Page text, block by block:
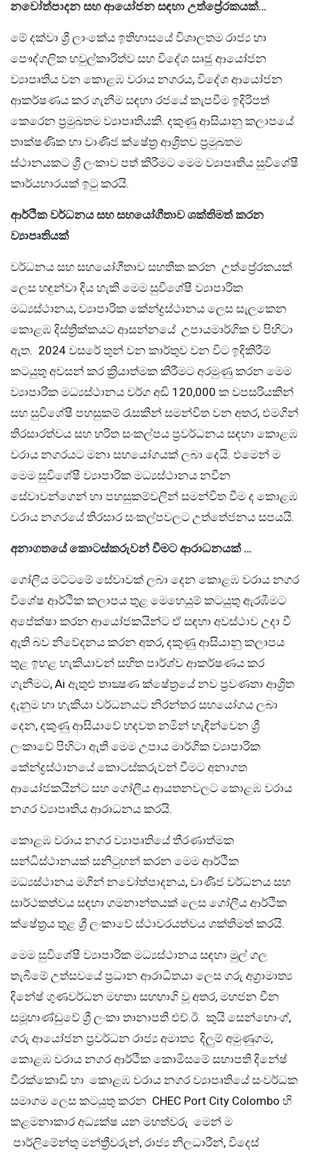
නවෝත්පාදන සහ ආයෝජන සඳහා උත්ප්‍රේරකයක්…
මේ දක්වා ශ්‍රී ලාංකේය ඉතිහාසයේ විශාලතම රාජ්‍ය හා
පෞද්ගලික හවුල්කාරිත්ව සහ විදේශ සෘජු ආයෝජන
ව්‍යාපෘතිය වන කොළඹ වරාය නගරය, විදේශ ආයෝජන
ආකර්ෂණය කර ගැනීම සඳහා රජයේ කැපවීම ඉදිරිපත්
කෙරෙන ප්‍රමුඛතම ව්‍යාපෘතියකි. දකුණු ආසියානු කලාපයේ
තාක්ෂණික හා වාණිජ ක්ෂේත්‍ර ආශ්‍රිතව ප්‍රමුඛතම
ස්ථානයකට ශ්‍රී ලංකාව පත් කිරීමට මෙම ව්‍යාපෘතිය සුවිශේෂී
කාර්යභාරයක් ඉටු කරයි.
ආර්ථික වර්ධනය සහ සහයෝගීතාව ශක්තිමත් කරන
ව්‍යාපෘතියක්
වර්ධනය සහ සහයෝගීතාව සහතික කරන උත්ප්‍රේරකයක්
ලෙස හඳුන්වා දිය හැකි මෙම සුවිශේෂී ව්‍යාපාරික
මධ්‍යස්ථානය, ව්‍යාපාරික කේන්ද්‍රස්ථානය ලෙස සැලකෙන
කොළඹ දිස්ත්‍රික්කයට ආසන්නයේ උපායමාර්ගික ව පිහිටා
ඇත. 2024 වසරේ තුන් වන කාර්තුව වන විට ඉදිකිරීම්
කටයුතු අවසන් කර ක්‍රියාත්මක කිරීමට අරමුණු කරන මෙම
ව්‍යාපාරික මධ්‍යස්ථානය වර්ග අඩි 120,000 ක වපසරියකින්
සහ සුවිශේෂී පහසුකම් රැසකින් සමන්විත වන අතර, එමගින්
තිරසාරත්වය සහ හරිත සංකල්පය ප්‍රවර්ධනය සඳහා කොළඹ
වරාය නගරයට මනා සහයෝගයක් ලබා දෙයි. එමෙන් ම
මෙම සුවිශේෂී ව්‍යාපාරික මධ්‍යස්ථානය නවීන
සේවාවන්ගෙන් හා පහසුකම්වලින් සමන්විත වීම ද කොළඹ
වරාය නගරයේ තිරසාර සංකල්පවලට උත්තේජනය සපයයි.
අනාගතයේ කොටස්කරුවන් වීමට ආරාධනයක් …
ගෝලීය මට්ටමේ සේවාවක් ලබා දෙන කොළඹ වරාය නගර
විශේෂ ආර්ථික කලාපය තුළ මෙහෙයුම් කටයුතු ඇරඹීමට
අපේක්ෂා කරන ආයෝජකයින්ට ඒ සඳහා අවස්ථාව උදා වී
ඇති බව නිවේදනය කරන අතර, දකුණු ආසියානු කලාපය
තුළ ඉහළ හැකියාවන් සහිත පාර්ශ්ව ආකර්ෂණය කර
ගැනීමට, Ai ඇතුළු තාක්‍ෂණ ක්ෂේත්‍රයේ නව ප්‍රවණතා ආශ්‍රිත
දැනුම හා හැකියා වර්ධනයට නිරන්තර සහයෝගය ලබා
දෙන, දකුණු ආසියාවේ හදවත නමින් හැඳින්වෙන ශ්‍රී
ලංකාවේ පිහිටා ඇති මෙම උපාය මාර්ගික ව්‍යාපාරික
කේන්ද්‍රස්ථානයේ කොටස්කරුවන් වීමට අනාගත
ආයෝජකයින්ට සහ ගෝලීය ආයතනවලට කොළඹ වරාය
නගර ව්‍යාපෘතිය ආරාධනය කරයි.
කොළඹ වරාය නගර ව්‍යාපෘතියේ තීරණාත්මක
සන්ධිස්ථානයක් සනිටුහන් කරන මෙම ආර්ථික
මධ්‍යස්ථානය මගින් නවෝත්පාදනය, වාණිජ වර්ධනය සහ
සාර්ථකත්වය සඳහා ගමනාන්තයක් ලෙස ගෝලීය ආර්ථික
ක්ෂේත්‍රය තුළ ශ්‍රී ලංකාවේ ස්ථාවරයත්වය ශක්තිමත් කරයි.
මෙම සුවිශේෂී ව්‍යාපාරික මධ්‍යස්ථානය සඳහා මුල් ගල
තැබීමේ උත්සවයේ ප්‍රධාන ආරාධිතයා ලෙස ගරු අග්‍රාමාත්‍ය
දිනේෂ් ගුණවර්ධන මහතා සහභාගි වූ අතර, මහජන චීන
සමූහාණ්ඩුවේ ශ්‍රී ලංකා තානාපති එච්.ඊ. කුයි සෙන්හොංග්,
ගරු ආයෝජන ප්‍රවර්ධන රාජ්‍ය අමාත්‍ය දිලුම් අමුණුගම,
කොළඹ වරාය නගර ආර්ථික කොමිසමේ සභාපති දිනේෂ්
වීරක්කොඩි හා කොළඹ වරාය නගර ව්‍යාපෘතියේ සංවර්ධක
සමාගම ලෙස කටයුතු කරන CHEC Port City Colombo හි
කළමනාකාර අධ්‍යක්ෂ යන මහත්වරු මෙන් ම
පාර්ලිමේන්තු මන්ත්‍රීවරුන්, රාජ්‍ය නිලධාරීන්, විදෙස්